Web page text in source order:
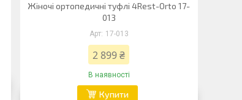
Жіночі ортопедичні туфлі 4Rest-Orto 17-
013
17-013
2 899 ₴
В наявності
Купити